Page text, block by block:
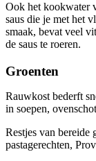
Ook het kookwater
saus die je met het
smaak, bevat veel
de saus te roeren.
Groenten
Rauwkost bederft
in soepen,
Restjes van bereide
pastagerechten,